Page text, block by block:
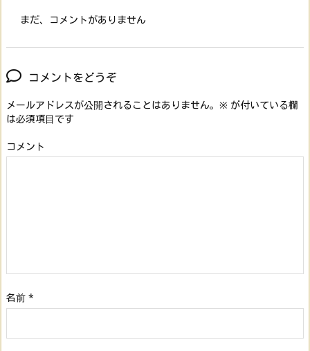
まだ、コメントがありません
コメントをどうぞ
メールアドレスが公開されることはありません。 ※ が付いている欄
は必須項目です
コメント
名前 *